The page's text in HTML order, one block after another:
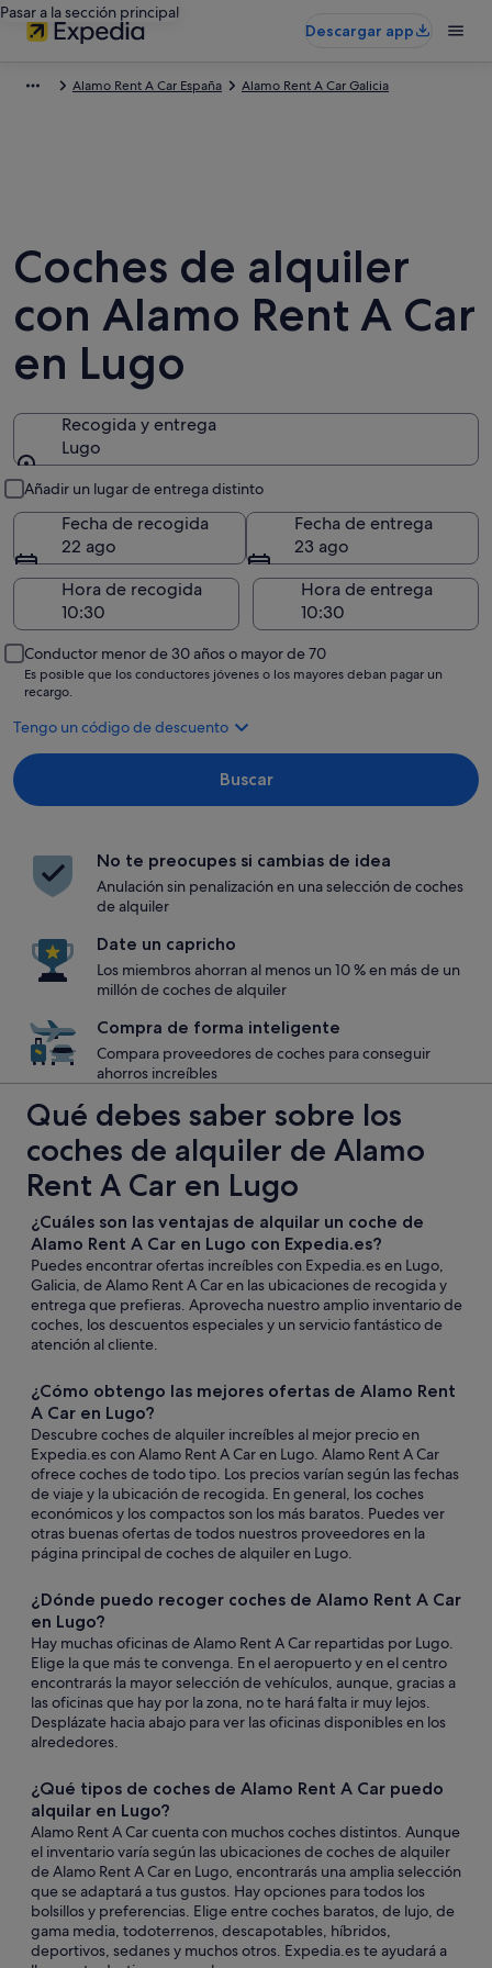
Pasar a la sección principal
Descargar app
Alamo Rent A Car España Alamo Rent A Car Galicia
Coches de alquiler
con Alamo Rent A Car
en Lugo
Recogida y entrega
Lugo
Añadir un lugar de entrega distinto
Fecha de recogida
22 ago
Fecha de entrega
23 ago
Hora de recogida
Hora de entrega
Conductor menor de 30 años o mayor de 70
Es posible que los conductores jóvenes o los mayores deban pagar un
recargo.
Tengo un código de descuento
Buscar
No te preocupes si cambias de idea
Anulación sin penalización en una selección de coches
de alquiler
Date un capricho
Los miembros ahorran al menos un 10 % en más de un
millón de coches de alquiler
Compra de forma inteligente
Compara proveedores de coches para conseguir
ahorros increíbles
Qué debes saber sobre los
coches de alquiler de Alamo
Rent A Car en Lugo
¿Cuáles son las ventajas de alquilar un coche de
Alamo Rent A Car en Lugo con Expedia.es?
Puedes encontrar ofertas increíbles con Expedia.es en Lugo,
Galicia, de Alamo Rent A Car en las ubicaciones de recogida y
entrega que prefieras. Aprovecha nuestro amplio inventario de
coches, los descuentos especiales y un servicio fantástico de
atención al cliente.
¿Cómo obtengo las mejores ofertas de Alamo Rent
A Car en Lugo?
Descubre coches de alquiler increíbles al mejor precio en
Expedia.es con Alamo Rent A Car en Lugo. Alamo Rent A Car
ofrece coches de todo tipo. Los precios varían según las fechas
de viaje y la ubicación de recogida. En general, los coches
económicos y los compactos son los más baratos. Puedes ver
otras buenas ofertas de todos nuestros proveedores en la
página principal de coches de alquiler en Lugo.
¿Dónde puedo recoger coches de Alamo Rent A Car
en Lugo?
Hay muchas oficinas de Alamo Rent A Car repartidas por Lugo.
Elige la que más te convenga. En el aeropuerto y en el centro
encontrarás la mayor selección de vehículos, aunque, gracias a
las oficinas que hay por la zona, no te hará falta ir muy lejos.
Desplázate hacia abajo para ver las oficinas disponibles en los
alrededores.
¿Qué tipos de coches de Alamo Rent A Car puedo
alquilar en Lugo?
Alamo Rent A Car cuenta con muchos coches distintos. Aunque
el inventario varía según las ubicaciones de coches de alquiler
de Alamo Rent A Car en Lugo, encontrarás una amplia selección
que se adaptará a tus gustos. Hay opciones para todos los
bolsillos y preferencias. Elige entre coches baratos, de lujo, de
gama media, todoterrenos, descapotables, híbridos,
deportivos, sedanes y muchos otros. Expedia.es te ayudará a